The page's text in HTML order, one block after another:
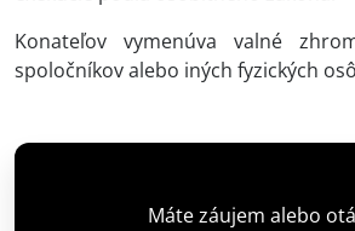
Konateľov vymenúva valné
spoločníkov alebo iných fyzických
Máte záujem alebo